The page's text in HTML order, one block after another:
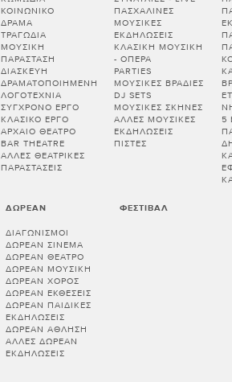
ΚΟΙΝΩΝΙΚΌ
ΔΡΆΜΑ
ΤΡΑΓΩΔΊΑ
ΜΟΥΣΙΚΉ
ΠΑΡΆΣΤΑΣΗ
ΔΙΑΣΚΕΥΉ
ΔΡΑΜΑΤΟΠΟΙΗΜΈΝΗ
ΛΟΓΟΤΕΧΝΊΑ
ΣΎΓΧΡΟΝΟ ΈΡΓΟ
ΚΛΑΣΙΚΌ ΈΡΓΟ
ΑΡΧΑΊΟ ΘΈΑΤΡΟ
BAR THEATRE
ΆΛΛΕΣ ΘΕΑΤΡΙΚΈΣ
ΠΑΡΑΣΤΆΣΕΙΣ
ΠΑΣΧΑΛΙΝΈΣ
ΜΟΥΣΙΚΈΣ
ΕΚΔΗΛΏΣΕΙΣ
ΚΛΑΣΙΚΉ ΜΟΥΣΙΚΉ
- ΌΠΕΡΑ
PARTIES
ΜΟΥΣΙΚΈΣ ΒΡΑΔΙΈΣ
DJ SETS
ΜΟΥΣΙΚΈΣ ΣΚΗΝΈΣ
ΆΛΛΕΣ ΜΟΥΣΙΚΈΣ
ΕΚΔΗΛΏΣΕΙΣ
ΠΊΣΤΕΣ
5
ΔΩΡΕΆΝ
ΔΙΑΓΩΝΙΣΜΟΊ
ΔΩΡΕΆΝ ΣΙΝΕΜΆ
ΔΩΡΕΆΝ ΘΈΑΤΡΟ
ΔΩΡΕΆΝ ΜΟΥΣΙΚΉ
ΔΩΡΕΆΝ ΧΟΡΌΣ
ΔΩΡΕΆΝ ΕΚΘΈΣΕΙΣ
ΔΩΡΕΆΝ ΠΑΙΔΙΚΈΣ
ΕΚΔΗΛΏΣΕΙΣ
ΔΩΡΕΆΝ ΆΘΛΗΣΗ
ΆΛΛΕΣ ΔΩΡΕΆΝ
ΕΚΔΗΛΏΣΕΙΣ
ΦΕΣΤΙΒΆΛ